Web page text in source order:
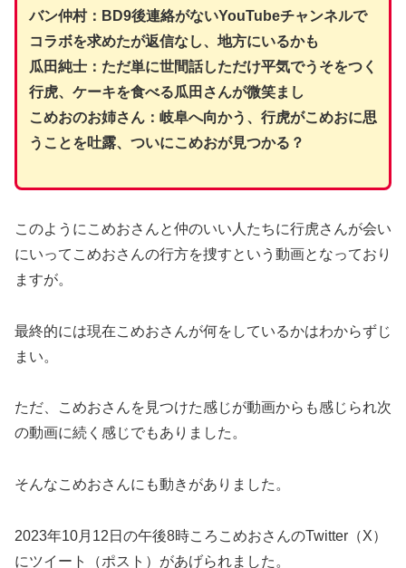
バン仲村：BD9後連絡がないYouTubeチャンネルで
コラボを求めたが返信なし、地方にいるかも
瓜田純士：ただ単に世間話しただけ平気でうそをつく
行虎、ケーキを食べる瓜田さんが微笑まし
こめおのお姉さん：岐阜へ向かう、行虎がこめおに思
うことを吐露、ついにこめおが見つかる？
このようにこめおさんと仲のいい人たちに行虎さんが会い
にいってこめおさんの行方を捜すという動画となっており
ますが。
最終的には現在こめおさんが何をしているかはわからずじ
まい。
ただ、こめおさんを見つけた感じが動画からも感じられ次
の動画に続く感じでもありました。
そんなこめおさんにも動きがありました。
2023年10月12日の午後8時ころこめおさんのTwitter（X）
にツイート（ポスト）があげられました。